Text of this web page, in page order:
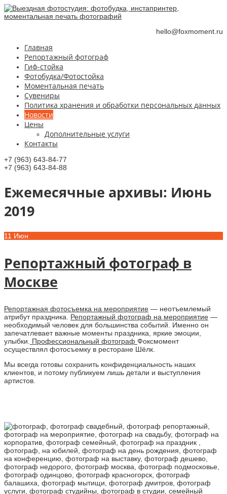
hello@foxmoment.ru
Главная
Репортажный фотограф
Гиф-стойка
Фотобудка/Фотостойка
Моментальная печать
Сувениры
Политика хранения и обработки персональных данных
Новости
Цены
Дополнительные услуги
Контакты
+7 (963) 643-84-77
+7 (963) 643-84-88
Ежемесячные aрхивы: Июнь
2019
11 Июн
Репортажный фотограф в
Москве
Репортажная фотосъемка на мероприятие — неотъемлемый
атрибут праздника. Репортажный фотограф на мероприятие —
необходимый человек для большинства событий. Именно он
запечатлевает важные моменты праздника, яркие эмоции,
улыбки.
Профессиональный фотограф Фоксмомент
осуществлял фотосъемку в ресторане Шёлк.
Мы всегда готовы сохранить конфиденциальность наших
клиентов, и потому публикуем лишь детали и выступления
артистов.